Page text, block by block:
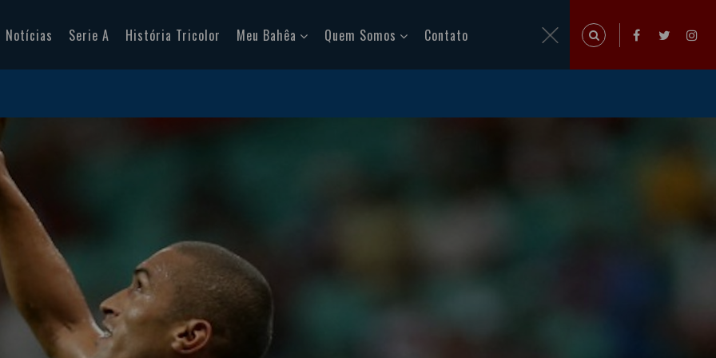
Notícias Serie A História Tricolor Meu Bahêa Quem Somos Contato